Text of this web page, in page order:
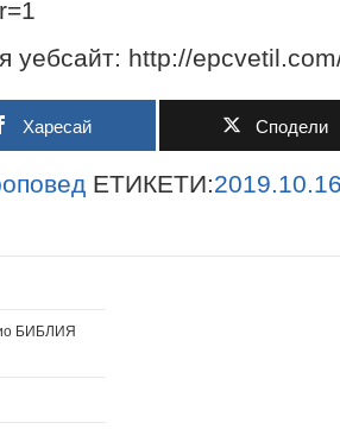
уебсайт: http://
Харесай Сподели
ЕТИКЕТИ:
БИБЛИЯ